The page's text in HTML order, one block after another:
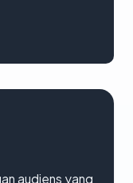
audiens yang